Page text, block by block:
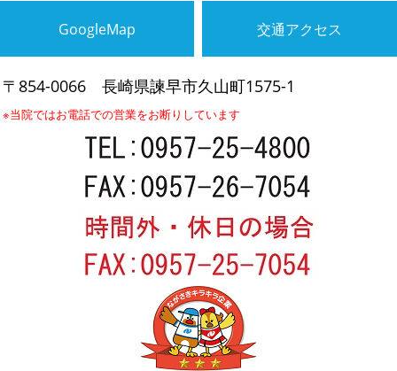
GoogleMap 交通アクセス
〒854-0066 長崎県諫早市久山町1575-1
※当院ではお電話での営業をお断りしています